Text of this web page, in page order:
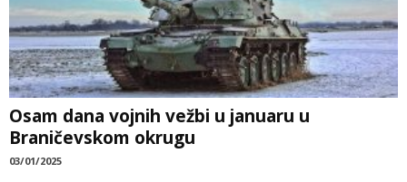
Osam dana vojnih vežbi u januaru u
Braničevskom okrugu
03/01/2025